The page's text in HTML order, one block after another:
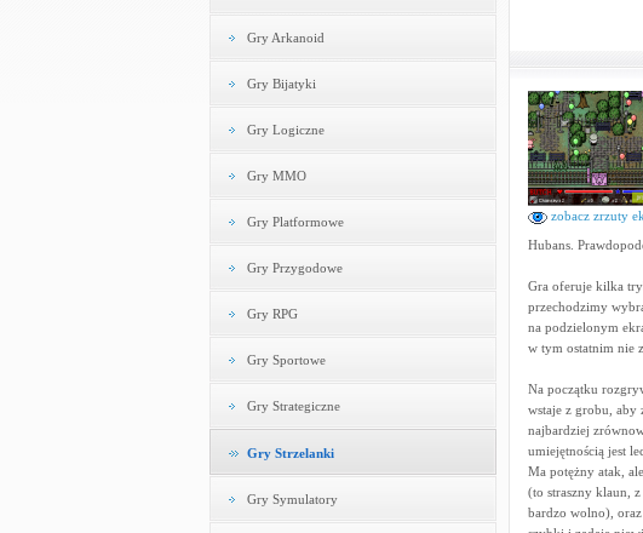
Gry Arkanoid
Gry Bijatyki
Gry Logiczne
Gry MMO
Gry Platformowe
Gry Przygodowe
Gry RPG
Gry Sportowe
Gry Strategiczne
Gry Strzelanki
Gry Symulatory
zobacz zrzuty
Hubans.
Gra oferuje kilka
przechodzimy
na podzielonym
w tym ostatnim nie
Na początku
wstaje z grobu, aby
najbardziej
umiejętnością jest
Ma potężny atak,
(to straszny klaun,
bardzo wolno),